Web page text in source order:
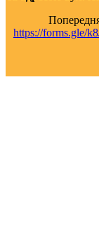
https://forms.gle/